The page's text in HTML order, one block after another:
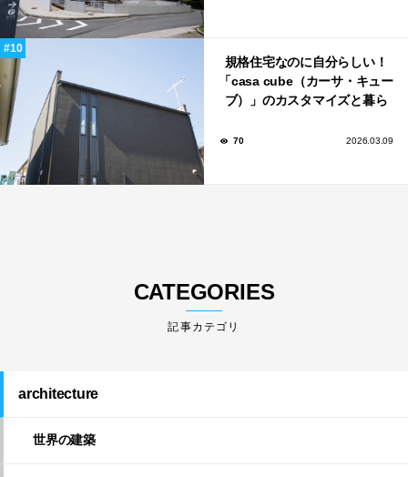
規格住宅なのに自分らしい！
「casa cube（カーサ・キュー
ブ）」のカスタマイズと暮ら
70 2026.03.09
CATEGORIES
architecture
世界の建築